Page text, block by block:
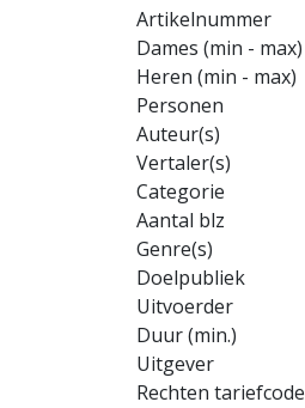
Artikelnummer
Dames (min - max)
Heren (min - max)
Personen
Auteur(s)
Vertaler(s)
Categorie
Aantal blz
Genre(s)
Doelpubliek
Uitvoerder
Duur (min.)
Uitgever
Rechten tariefcode